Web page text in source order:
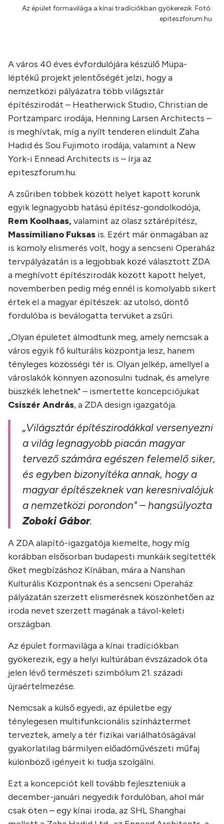
Az épület formavilága a kínai tradíciókban gyökerezik. Fotó:
epiteszforum.hu
A város 40 éves évfordulójára készülő Müpa-
léptékű projekt jelentőségét jelzi, hogy a
nemzetközi pályázatra több világsztár
építészirodát – Heatherwick Studio, Christian de
Portzamparc irodája, Henning Larsen Architects –
is meghívtak, míg a nyílt tenderen elindult Zaha
Hadid és Sou Fujimoto irodája, valamint a New
York-i Ennead Architects is – írja az
epiteszforum.hu.
A zsűriben többek között helyet kapott korunk
egyik legnagyobb hatású építész-gondolkodója,
Rem Koolhaas,valamint az olasz sztárépítész,
Massimiliano Fuksas is. Ezért már önmagában az
is komoly elismerés volt, hogy a sencseni Operaház
tervpályázatán is a legjobbak közé választott ZDA
a meghívott építészirodák között kapott helyet,
novemberben pedig még ennél is komolyabb sikert
értek el a magyar építészek: az utolsó, döntő
fordulóba is beválogatta tervüket a zsűri.
„Olyan épületet álmodtunk meg, amely nemcsak a
város egyik fő kulturális központja lesz, hanem
tényleges közösségi tér is. Olyan jelkép, amellyel a
városlakók könnyen azonosulni tudnak, és amelyre
büszkék lehetnek" – ismertette koncepciójukat
Csiszér András, a ZDA design igazgatója.
„Világsztár építészirodákkal versenyezni
a világ legnagyobb piacán magyar
tervező számára egészen felemelő siker,
és egyben bizonyítéka annak, hogy a
magyar építészeknek van keresnivalójuk
a nemzetközi porondon" – hangsúlyozta
Zoboki Gábor.
A ZDA alapító-igazgatója kiemelte, hogy míg
korábban elsősorban budapesti munkáik segítették
őket megbízáshoz Kínában, mára a Nanshan
Kulturális Központnak és a sencseni Operaház
pályázatán szerzett elismerésnek köszönhetően az
iroda nevet szerzett magának a távol-keleti
országban.
Az épület formavilága a kínai tradíciókban
gyökerezik, egy a helyi kultúrában évszázadok óta
jelen lévő természeti szimbólum 21. századi
újraértelmezése.
Nemcsak a külső egyedi, az épületbe egy
ténylegesen multifunkcionális színháztermet
terveztek, amely a tér fizikai variálhatóságával
gyakorlatilag bármilyen előadóművészeti műfaj
különböző igényeit ki tudja szolgálni.
Ezt a koncepciót kell tovább fejleszteniük a
december-januári negyedik fordulóban, ahol már
csak öten – egy kínai iroda, az SHL Shanghai